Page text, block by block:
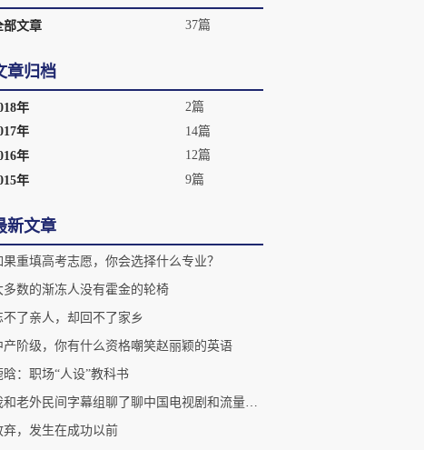
部文章 37篇
章归档
年
2篇
年
14篇
年
12篇
年
9篇
新文章
果重填高考志愿，你会选择什么专业？
多数的渐冻人没有霍金的轮椅
不了亲人，却回不了家乡
产阶级，你有什么资格嘲笑赵丽颖的英语
晗：职场“人设”教科书
弃，发生在成功以前